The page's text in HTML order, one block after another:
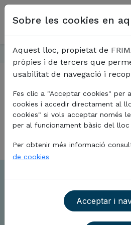
Vés al contingut
Inici ¿Quieres trabajar en Friman?
¿Quieres trabajar
Trabaja con
Si deseas unirte a
Sobre les cookies en
Aquest lloc, propietat de
pròpies i de tercers que
usabilitat de navegació i
Fes clic a "Acceptar cookies" per
cookies i accedir directament al
cookies" si vols acceptar només
per al funcionament bàsic del lloc
Per obtenir més informació
de cookies
Acceptar i